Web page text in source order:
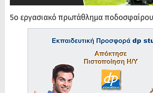
5ο εργασιακό πρωτάθλημα